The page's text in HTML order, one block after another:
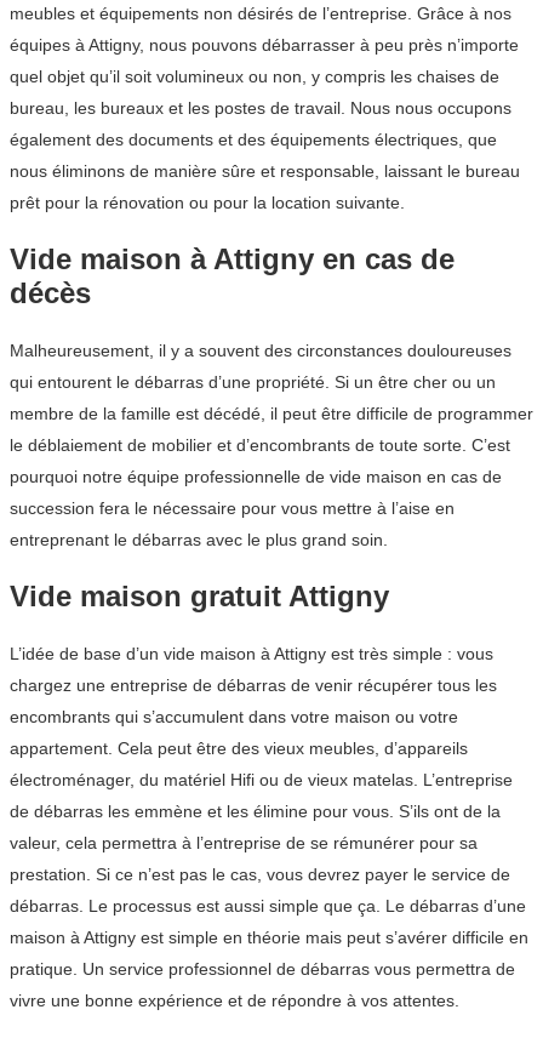
meubles et équipements non désirés de l’entreprise. Grâce à nos
équipes à Attigny, nous pouvons débarrasser à peu près n’importe
quel objet qu’il soit volumineux ou non, y compris les chaises de
bureau, les bureaux et les postes de travail. Nous nous occupons
également des documents et des équipements électriques, que
nous éliminons de manière sûre et responsable, laissant le bureau
prêt pour la rénovation ou pour la location suivante.
Vide maison à Attigny en cas de
décès
Malheureusement, il y a souvent des circonstances douloureuses
qui entourent le débarras d’une propriété. Si un être cher ou un
membre de la famille est décédé, il peut être difficile de programmer
le déblaiement de mobilier et d’encombrants de toute sorte. C’est
pourquoi notre équipe professionnelle de vide maison en cas de
succession fera le nécessaire pour vous mettre à l’aise en
entreprenant le débarras avec le plus grand soin.
Vide maison gratuit Attigny
L’idée de base d’un vide maison à Attigny est très simple : vous
chargez une entreprise de débarras de venir récupérer tous les
encombrants qui s’accumulent dans votre maison ou votre
appartement. Cela peut être des vieux meubles, d’appareils
électroménager, du matériel Hifi ou de vieux matelas. L’entreprise
de débarras les emmène et les élimine pour vous. S’ils ont de la
valeur, cela permettra à l’entreprise de se rémunérer pour sa
prestation. Si ce n’est pas le cas, vous devrez payer le service de
débarras. Le processus est aussi simple que ça. Le débarras d’une
maison à Attigny est simple en théorie mais peut s’avérer difficile en
pratique. Un service professionnel de débarras vous permettra de
vivre une bonne expérience et de répondre à vos attentes.